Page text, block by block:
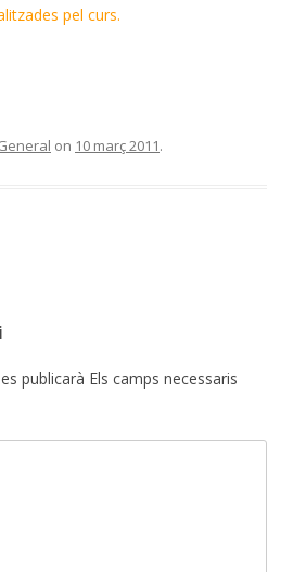
pel curs.
on 10 març 2011.
publicarà Els camps necessaris